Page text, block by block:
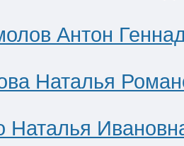
Антон
Наталья
Наталья